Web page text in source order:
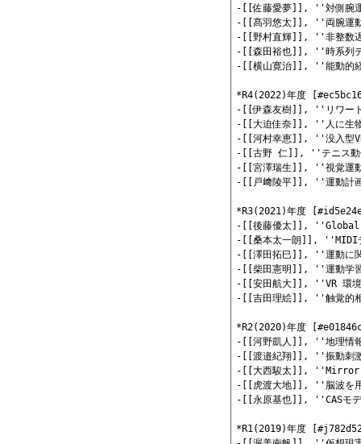
-[[佐藤愛夢]], ''対側腕運動
-[[髙羽悠太]], ''両腕運動学
-[[野村直輝]], ''非整数遅
-[[森田裕也]], ''時系列デー
-[[横山寛治]], ''能動的経験
*R4(2022)年度
-[[伊森友樹]], ''リワード
-[[大迫佳奈]], ''人に生物ら
-[[河村幸恵]], ''没入型VR
-[[古野 仁]], ''テニス動作
-[[宮澤瑞生]], ''視覚運動適
-[[戸﨑陵平]], ''運動計画
*R3(2021)年度
-[[後藤優太]], ''Global
-[[桑本太一朗]], ''MIDIデ
-[[澤田拓巳]], ''運動に関
-[[柴田憲明]], ''運動学習
-[[安田航大]], ''VR 環境を
-[[吉田理絵]], ''触覚的相互
*R2(2020)年度
-[[河野凱人]], ''地理情報
-[[渡邉紀翔]], ''振動刺激
-[[大西駿太]], ''Mirror
-[[虎渡大地]], ''脳波を用
-[[永原基也]], ''CASモデ
*R1(2019)年度